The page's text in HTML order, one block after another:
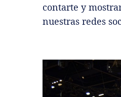
contarte y
nuestras redes